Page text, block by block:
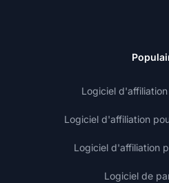
Logiciel
Logiciel d'affiliation
Logiciel d'affiliation
Logiciel de